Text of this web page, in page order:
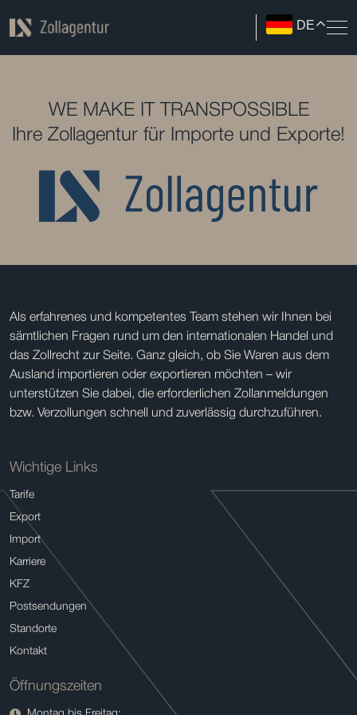
DE
WE MAKE IT TRANSPOSSIBLE
Ihre Zollagentur für Importe und Exporte!
Als erfahrenes und kompetentes Team stehen wir Ihnen bei
sämtlichen Fragen rund um den internationalen Handel und
das Zollrecht zur Seite. Ganz gleich, ob Sie Waren aus dem
Ausland importieren oder exportieren möchten – wir
unterstützen Sie dabei, die erforderlichen Zollanmeldungen
bzw. Verzollungen schnell und zuverlässig durchzuführen.
Wichtige Links
Tarife
Export
Import
Karriere
KFZ
Postsendungen
Standorte
Kontakt
Öffnungszeiten